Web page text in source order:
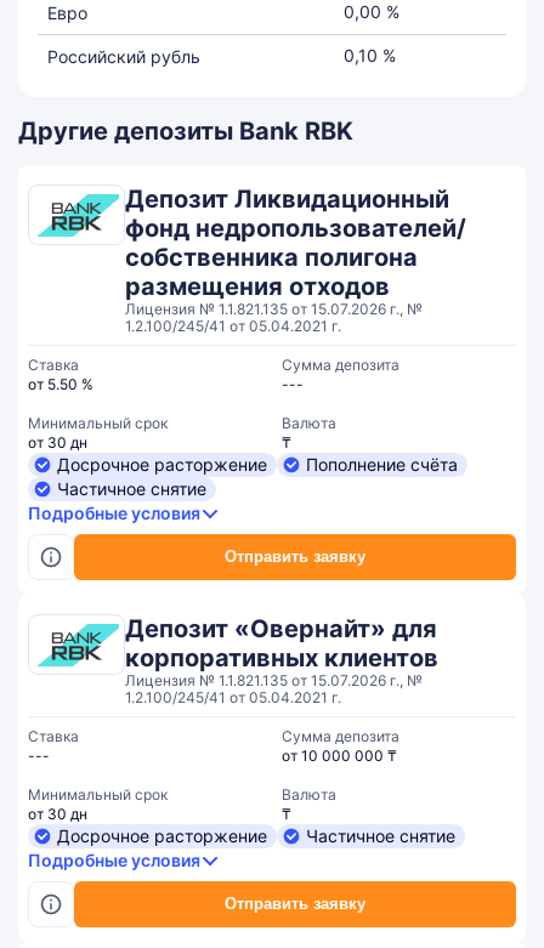
Евро 0,00 %
Российский рубль 0,10 %
Другие депозиты Bank RBK
Депозит Ликвидационный
фонд недропользователей/
собственника полигона
размещения отходов
Лицензия № 1.1.821.135 от 15.07.2026 г., №
1.2.100/245/41 от 05.04.2021 г.
Отправить заявку
Ставка
от 5.50 %
Сумма депозита
---
Минимальный срок
от 30 дн
Валюта
₸
Досрочное расторжение
Пополнение счёта
Частичное снятие
Подробные условия
Депозит «Овернайт» для
корпоративных клиентов
Лицензия № 1.1.821.135 от 15.07.2026 г., №
1.2.100/245/41 от 05.04.2021 г.
Отправить заявку
Ставка
---
Сумма депозита
от 10 000 000 ₸
Минимальный срок
от 30 дн
Валюта
₸
Досрочное расторжение
Частичное снятие
Подробные условия